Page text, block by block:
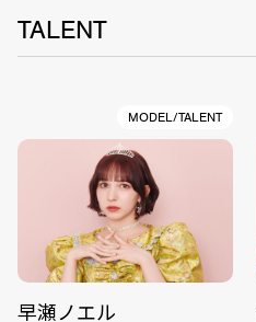
TALENT
MODEL/TALENT
早瀬ノエル